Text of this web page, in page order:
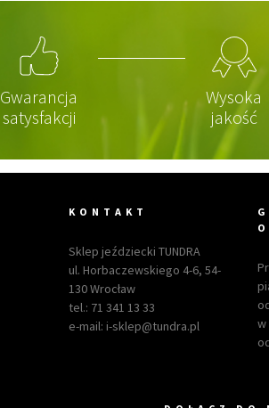
Gwarancja
satysfakcji
Wysoka
jakość
KONTAKT
Sklep jeździecki TUNDRA
ul. Horbaczewskiego 4-6, 54-
130 Wrocław
tel.: 71 341 13 33
e-mail: i-sklep@tundra.pl